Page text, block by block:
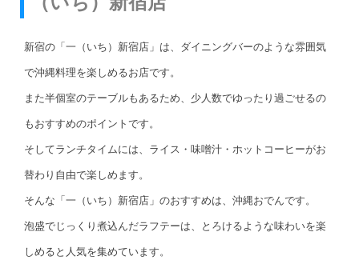
新宿の「一（いち）新宿店」は、ダイニングバーのような雰囲気
で沖縄料理を楽しめるお店です。
また半個室のテーブルもあるため、少人数でゆったり過ごせるの
もおすすめのポイントです。
そしてランチタイムには、ライス・味噌汁・ホットコーヒーがお
替わり自由で楽しめます。
そんな「一（いち）新宿店」のおすすめは、沖縄おでんです。
泡盛でじっくり煮込んだラフテーは、とろけるような味わいを楽
しめると人気を集めています。